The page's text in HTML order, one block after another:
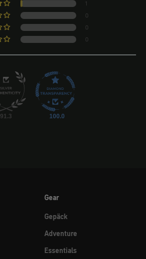
1
0
0
0
91.3 100.0
Gear
Gepäck
Adventure
Essentials